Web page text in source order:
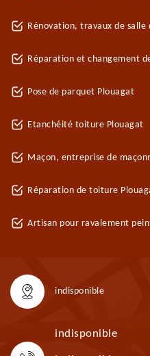
Rénovation, travaux de salle
Réparation et changement
Pose de parquet Plouagat
Etanchéité toiture Plouagat
Maçon, entreprise de
Réparation de toiture
Artisan pour ravalement
indisponible
indisponible